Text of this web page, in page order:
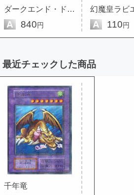
ダークエンド・ドラゴン
A 840円 A 110円
最近チェックした商品
千年竜